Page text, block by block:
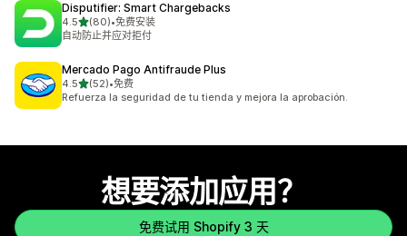
Disputifier: Smart Chargebacks
4.5星（满分 5 星）
(80)
总共 80 条评论
•免费安装
自动防止并应对拒付
Mercado Pago Antifraude Plus
4.5星（满分 5 星）
(52)
总共 52 条评论
•免费
Refuerza la seguridad de tu tienda y mejora la aprobación.
想要添加应用？
免费试用 Shopify 3 天